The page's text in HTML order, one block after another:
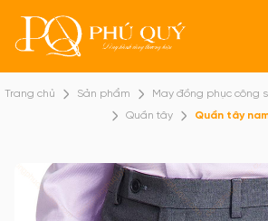
Trang chủ Sản phẩm
May đồng phục công
Quần tây
Quần tây